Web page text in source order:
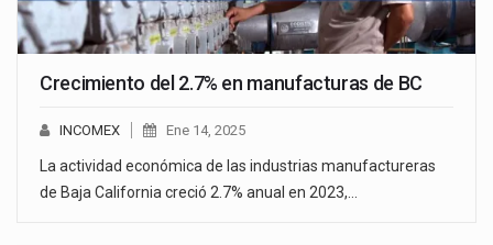
Crecimiento del 2.7% en manufacturas de BC
INCOMEX Ene 14, 2025
La actividad económica de las industrias manufactureras
de Baja California creció 2.7% anual en 2023,…